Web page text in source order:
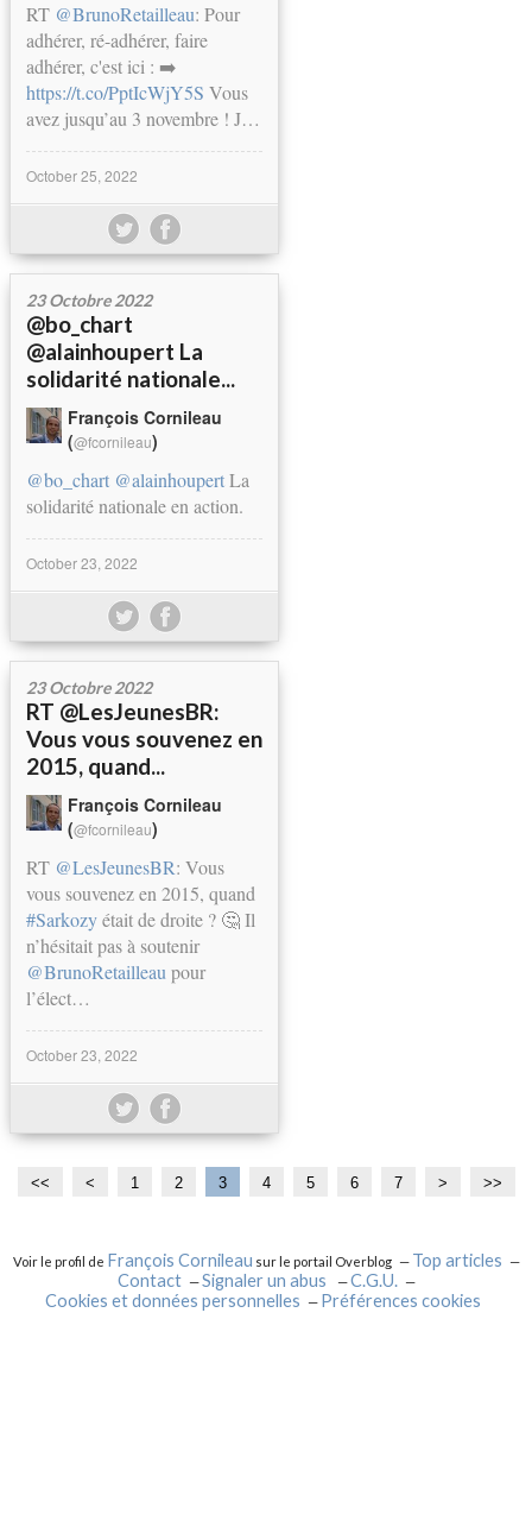
RT @BrunoRetailleau: Pour
adhérer, ré-adhérer, faire
adhérer, c'est ici : ➡️
https://t.co/PptIcWjY5S Vous
avez jusqu’au 3 novembre ! J…
October 25, 2022
23 Octobre 2022
@bo_chart
@alainhoupert La
solidarité nationale...
@bo_chart @alainhoupertLa
solidarité nationale en action.
François Cornileau
(@fcornileau)
October 23, 2022
23 Octobre 2022
RT @LesJeunesBR:
Vous vous souvenez en
2015, quand...
RT @LesJeunesBR: Vous
vous souvenez en 2015, quand
#Sarkozyétait de droite ? 🤔 Il
n’hésitait pas à soutenir
@BrunoRetailleau pour
l’élect…
François Cornileau
(@fcornileau)
October 23, 2022
<< < 1 2 3 4 5 6 7 > >>
Voir le profil de François Cornileau sur le portail Overblog
Top articles
Contact
Signaler un abus
C.G.U.
Cookies et données personnelles
Préférences cookies